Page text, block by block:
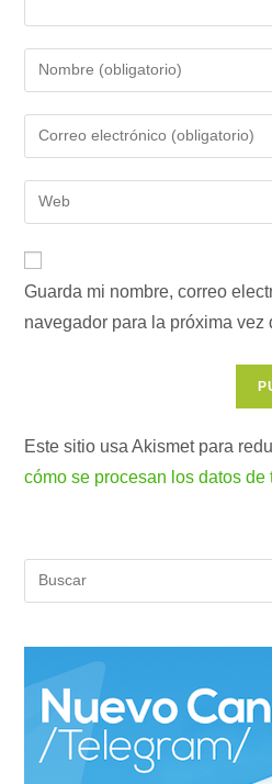
Introduce
tu
nombre
de
usuario
para
Introduce
tu
dirección
de
para
comentar
Introduce
la
de
tu
web
Guarda mi nombre, correo
navegador para la próxima vez
Este sitio usa Akismet para
cómo se procesan los datos de